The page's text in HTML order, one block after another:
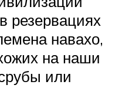
резервациях
навахо,
на наши
или